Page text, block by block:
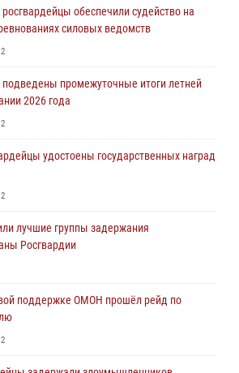
более 250 санитарных вылетов в
безопасность граждан на южном
состоялось заседание
обеспечили судейство на
силовых ведомств
2
подведены промежуточные итоги летней
2026 года
2
удостоены государственных наград
2
лучшие группы задержания
Росгвардии
поддержке ОМОН прошёл рейд по
2